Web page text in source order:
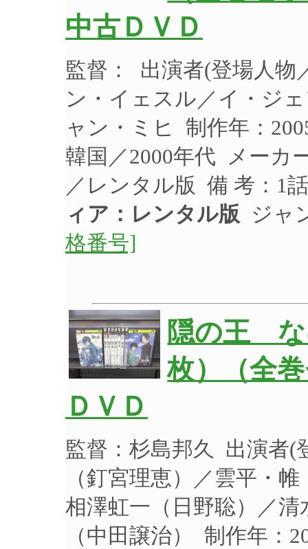
中古ＤＶＤ
監督： 出演者(登場人物
ン・イェスル／イ・ジ
ャン・ミヒ 制作年：
韓国／2000年代 メー
／レンタル版 備 考：1
ィア：レンタル版 ジャ
格番号]
隠の王
枚）（全
ＤＶＤ
監督：杉島邦久 出演者(
（釘宮理恵）／雲平・
相澤虹一（日野聡）／
（中田譲治） 制作年